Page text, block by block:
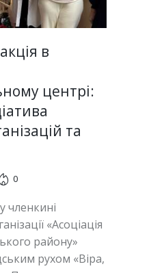
в
центрі:
та
0
членкині
«Асоціація
району»
рухом «Віра,